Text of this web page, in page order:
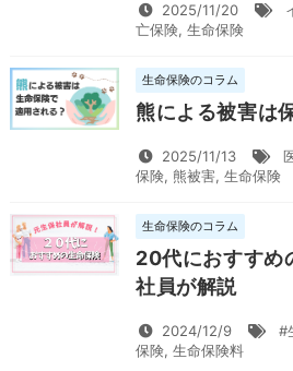
2025/11/20
亡保険, 生命保険
生命保険のコラム
熊による被害は
2025/11/13
保険, 熊被害, 生命保険
生命保険のコラム
20代におすすめ
社員が解説
2024/12/9 #
保険, 生命保険料